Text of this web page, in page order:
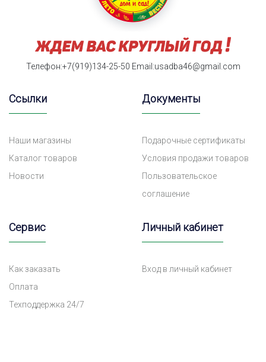
Телефон:+7(919)134-25-50 Email:usadba46@gmail.com
Ссылки
Наши магазины
Каталог товаров
Новости
Документы
Подарочные сертификаты
Условия продажи товаров
Пользовательское
соглашение
Сервис
Как заказать
Оплата
Техподдержка 24/7
Личный кабинет
Вход в личный кабинет